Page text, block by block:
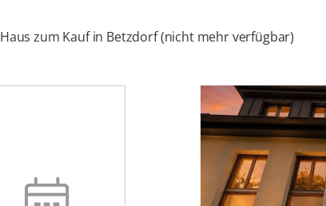
Haus zum Kauf in Betzdorf (nicht mehr verfügbar)